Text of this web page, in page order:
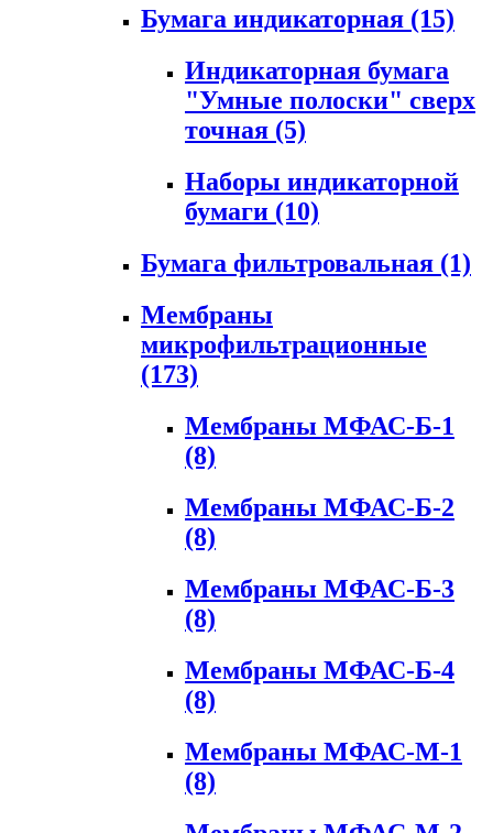
Бумага индикаторная (15)
Индикаторная бумага
"Умные полоски" сверх
точная (5)
Наборы индикаторной
бумаги (10)
Бумага фильтровальная (1)
Мембраны
микрофильтрационные
(173)
Мембраны МФАС-Б-1
(8)
Мембраны МФАС-Б-2
(8)
Мембраны МФАС-Б-3
(8)
Мембраны МФАС-Б-4
(8)
Мембраны МФАС-М-1
(8)